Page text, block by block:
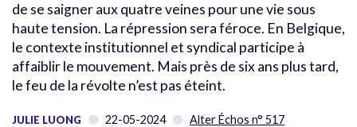
de se saigner aux quatre veines pour une vie sous
haute tension. La répression sera féroce. En Belgique,
le contexte institutionnel et syndical participe à
affaiblir le mouvement. Mais près de six ans plus tard,
le feu de la révolte n’est pas éteint.
JULIE LUONG 22-05-2024 Alter Échos n° 517